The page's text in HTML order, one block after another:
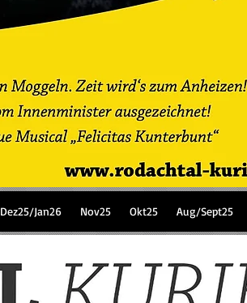
Dez25/Jan26 Nov25 Okt25 Aug/Sept25